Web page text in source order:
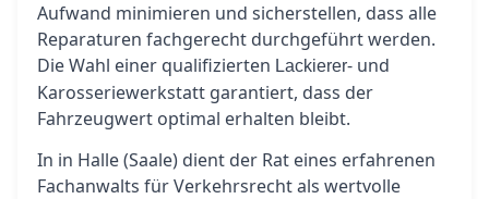
Aufwand minimieren und sicherstellen, dass alle
Reparaturen fachgerecht durchgeführt werden.
Die Wahl einer qualifizierten Lackierer- und
Karosseriewerkstatt garantiert, dass der
Fahrzeugwert optimal erhalten bleibt.
In in Halle (Saale) dient der Rat eines erfahrenen
Fachanwalts für Verkehrsrecht als wertvolle